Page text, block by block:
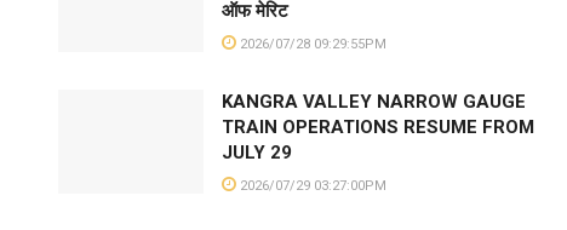
ऑफ मेरिट
2026/07/28 09:29:55PM
KANGRA VALLEY NARROW GAUGE
TRAIN OPERATIONS RESUME FROM
JULY 29
2026/07/29 03:27:00PM